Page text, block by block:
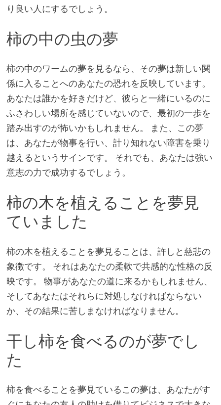
り良い人にするでしょう。
柿の中の虫の夢
柿の中のワームの夢を見るなら、その夢は新しい関
係に入ることへのあなたの恐れを反映しています。
あなたは誰かを好きだけど、彼らと一緒にいるのに
ふさわしい場所を感じていないので、最初の一歩を
踏み出すのが怖いかもしれません。 また、この夢
は、あなたが物事を行い、計り知れない障害を乗り
越えるというサインです。 それでも、あなたは強い
意志の力で成功するでしょう。
柿の木を植えることを夢見
ていました
柿の木を植えることを夢見ることは、許しと慈悲の
象徴です。 それはあなたの柔軟で共感的な性格の反
映です。 物事があなたの道に来るかもしれません、
そしてあなたはそれらに対処しなければならない
か、その結果に苦しまなければなりません。
干し柿を食べるのが夢でし
た
柿を食べることを夢見ているこの夢は、あなたがす